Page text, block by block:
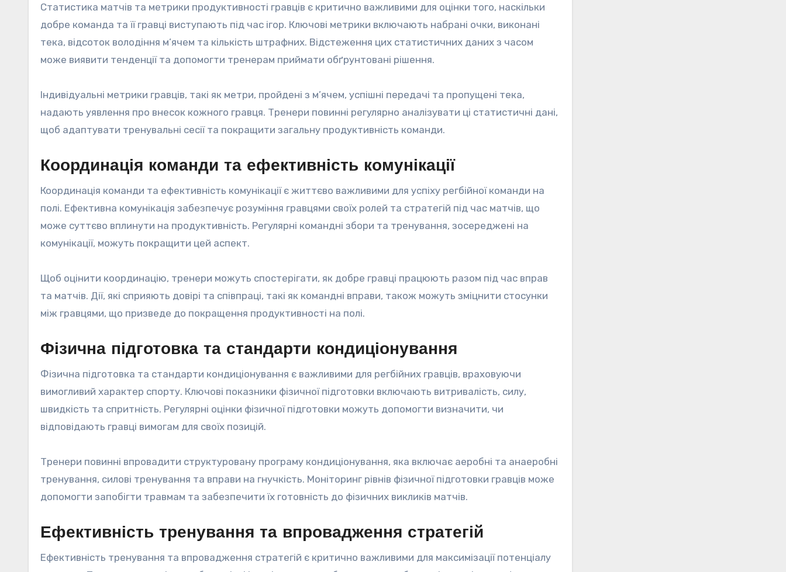
Статистика матчів та метрики продуктивності гравців є критично важливими для оцінки того, наскільки
добре команда та її гравці виступають під час ігор. Ключові метрики включають набрані очки, виконані
тека, відсоток володіння м’ячем та кількість штрафних. Відстеження цих статистичних даних з часом
може виявити тенденції та допомогти тренерам приймати обґрунтовані рішення.
Індивідуальні метрики гравців, такі як метри, пройдені з м’ячем, успішні передачі та пропущені тека,
надають уявлення про внесок кожного гравця. Тренери повинні регулярно аналізувати ці статистичні дані,
щоб адаптувати тренувальні сесії та покращити загальну продуктивність команди.
Координація команди та ефективність комунікації
Координація команди та ефективність комунікації є життєво важливими для успіху регбійної команди на
полі. Ефективна комунікація забезпечує розуміння гравцями своїх ролей та стратегій під час матчів, що
може суттєво вплинути на продуктивність. Регулярні командні збори та тренування, зосереджені на
комунікації, можуть покращити цей аспект.
Щоб оцінити координацію, тренери можуть спостерігати, як добре гравці працюють разом під час вправ
та матчів. Дії, які сприяють довірі та співпраці, такі як командні вправи, також можуть зміцнити стосунки
між гравцями, що призведе до покращення продуктивності на полі.
Фізична підготовка та стандарти кондиціонування
Фізична підготовка та стандарти кондиціонування є важливими для регбійних гравців, враховуючи
вимогливий характер спорту. Ключові показники фізичної підготовки включають витривалість, силу,
швидкість та спритність. Регулярні оцінки фізичної підготовки можуть допомогти визначити, чи
відповідають гравці вимогам для своїх позицій.
Тренери повинні впровадити структуровану програму кондиціонування, яка включає аеробні та анаеробні
тренування, силові тренування та вправи на гнучкість. Моніторинг рівнів фізичної підготовки гравців може
допомогти запобігти травмам та забезпечити їх готовність до фізичних викликів матчів.
Ефективність тренування та впровадження стратегій
Ефективність тренування та впровадження стратегій є критично важливими для максимізації потенціалу